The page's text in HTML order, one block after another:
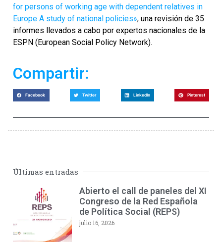
for persons of working age with dependent relatives in
Europe A study of national policies», una revisión de 35
informes llevados a cabo por expertos nacionales de la
ESPN (European Social Policy Network).
Compartir:
Facebook Twitter LinkedIn Pinterest
Últimas entradas
Abierto el call de paneles del XI
Congreso de la Red Española
de Política Social (REPS)
julio 16, 2026